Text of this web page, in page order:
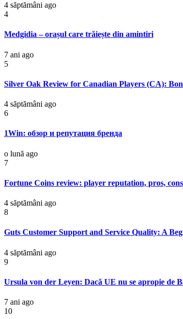
4 săptămâni ago
4
Medgidia – orașul care trăiește din amintiri
7 ani ago
5
Silver Oak Review for Canadian Players (CA):
4 săptămâni ago
6
1Win: обзор и репутация бренда
o lună ago
7
Fortune Coins review: player reputation, pros,
4 săptămâni ago
8
Guts Customer Support and Service Quality: A
4 săptămâni ago
9
Ursula von der Leyen: Dacă UE nu se apropie de
7 ani ago
10